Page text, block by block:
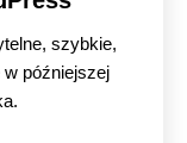
szybkie,
późniejszej